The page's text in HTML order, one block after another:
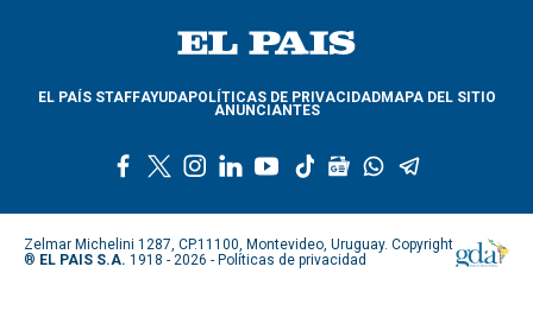
EL PAÍS STAFFAYUDAPOLÍTICAS DE PRIVACIDADMAPA DEL SITIO
ANUNCIANTES
c
e
b
w
i
t
s
t
a
l
n
k
e
y
u
u
t
k
o
g
o
l
w
a
s
l
e
g
Zelmar Michelini 1287, CP.11100, Montevideo, Uruguay. Copyright
® EL PAIS S.A. 1918 - 2026 - Políticas de privacidad